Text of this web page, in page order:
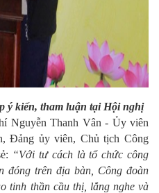
ý kiến, tham luận tại Hội nghị
Nguyễn Thanh Vân - Ủy viên
Đảng ủy viên, Chủ tịch Công
“Với tư cách là tổ chức công
đóng trên địa bàn, Công đoàn
tinh thần cầu thị, lắng nghe và